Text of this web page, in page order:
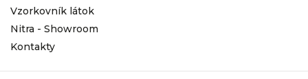
Vzorkovník látok
Nitra - Showroom
Kontakty